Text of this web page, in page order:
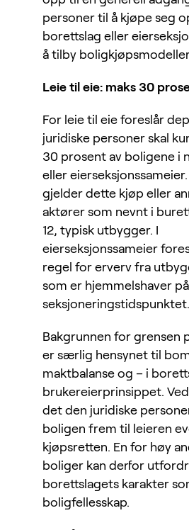
personer til å kjøpe seg
borettslag eller
å tilby
Leie til eie: maks 30
For leie til eie foreslår
juridiske personer skal
30 prosent av boligene i
eller
gjelder dette kjøp eller
aktører som nevnt i
12, typisk utbygger. I
eierseksjonssameier
regel for erverv fra
som er hjemmelshaver på
seksjoneringstidspunktet.
Bakgrunnen for grensen
er særlig hensynet til
maktbalanse og – i
brukereierprinsippet.
det den juridiske
boligen frem til leieren
kjøpsretten. En for høy
boliger kan derfor
borettslagets karakter
boligfellesskap.